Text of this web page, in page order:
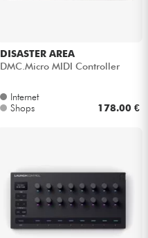
DISASTER AREA
DMC.Micro MIDI Controller
Internet
Shops
178.00 €